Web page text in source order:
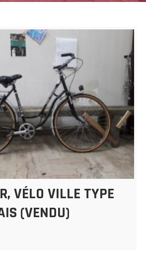
VÉLO VILLE TYPE
(VENDU)